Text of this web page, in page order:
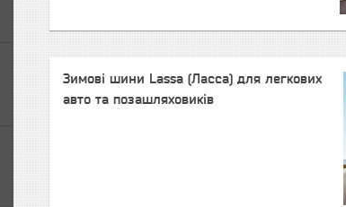
Зимові шини Lassa (Ласса) для легкових
авто та позашляховиків